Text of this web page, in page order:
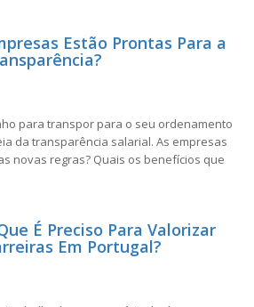
Estão Prontas Para a
para transpor para o seu ordenamento
da transparência salarial. As empresas
novas regras? Quais os benefícios que
É Preciso Para Valorizar
Em Portugal?